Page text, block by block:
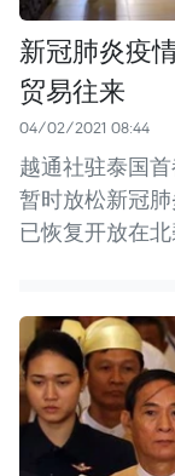
新冠肺炎疫
贸易往来
04/02/2021 08:44
越通社驻泰国
暂时放松新冠
已恢复开放在北